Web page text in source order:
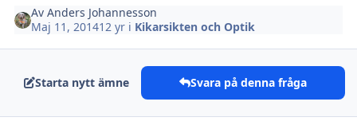
AvAnders Johannesson
Maj 11, 201412 yr i Kikarsikten och Optik
Starta nytt ämne Svara på denna fråga